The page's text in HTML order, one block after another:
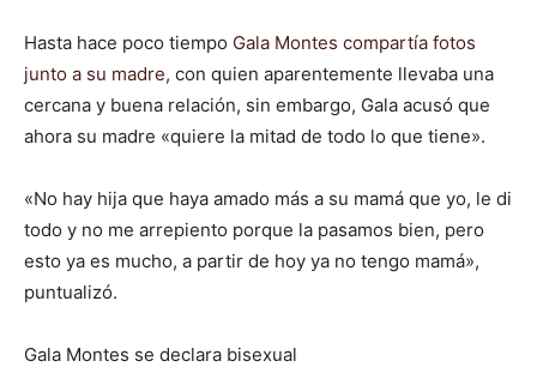
Hasta hace poco tiempo Gala Montes compartía fotos
junto a su madre, con quien aparentemente llevaba una
cercana y buena relación, sin embargo, Gala acusó que
ahora su madre «quiere la mitad de todo lo que tiene».
«No hay hija que haya amado más a su mamá que yo, le di
todo y no me arrepiento porque la pasamos bien, pero
esto ya es mucho, a partir de hoy ya no tengo mamá»,
puntualizó.
Gala Montes se declara bisexual